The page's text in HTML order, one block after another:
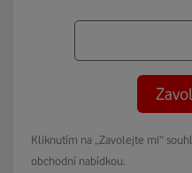
Kliknutím na „Zavolejte mi“
obchodní nabídkou.